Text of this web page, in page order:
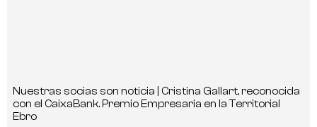
Nuestras socias son noticia | Cristina Gallart, reconocida
con el CaixaBank. Premio Empresaria en la Territorial
Ebro